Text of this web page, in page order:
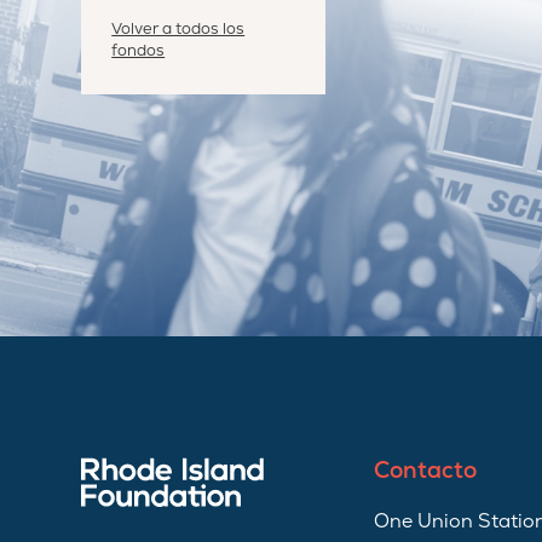
Volver a todos los
fondos
Contacto
One Union